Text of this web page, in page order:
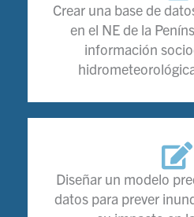
Crear una base de
en el NE de la
información
Diseñar un modelo
datos para prever